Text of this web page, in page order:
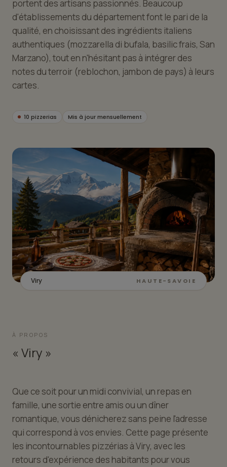
portent des artisans passionnés. Beaucoup
d'établissements du département font le pari de la
qualité, en choisissant des ingrédients italiens
authentiques (mozzarella di bufala, basilic frais, San
Marzano), tout en n'hésitant pas à intégrer des
notes du terroir (reblochon, jambon de pays) à leurs
cartes.
10 pizzerias Mis à jour mensuellement
Viry HAUTE-SAVOIE
À PROPOS
« Viry »
Que ce soit pour un midi convivial, un repas en
famille, une sortie entre amis ou un dîner
romantique, vous dénicherez sans peine l'adresse
qui correspond à vos envies. Cette page présente
les incontournables pizzérias à Viry, avec les
retours d'expérience des habitants pour vous